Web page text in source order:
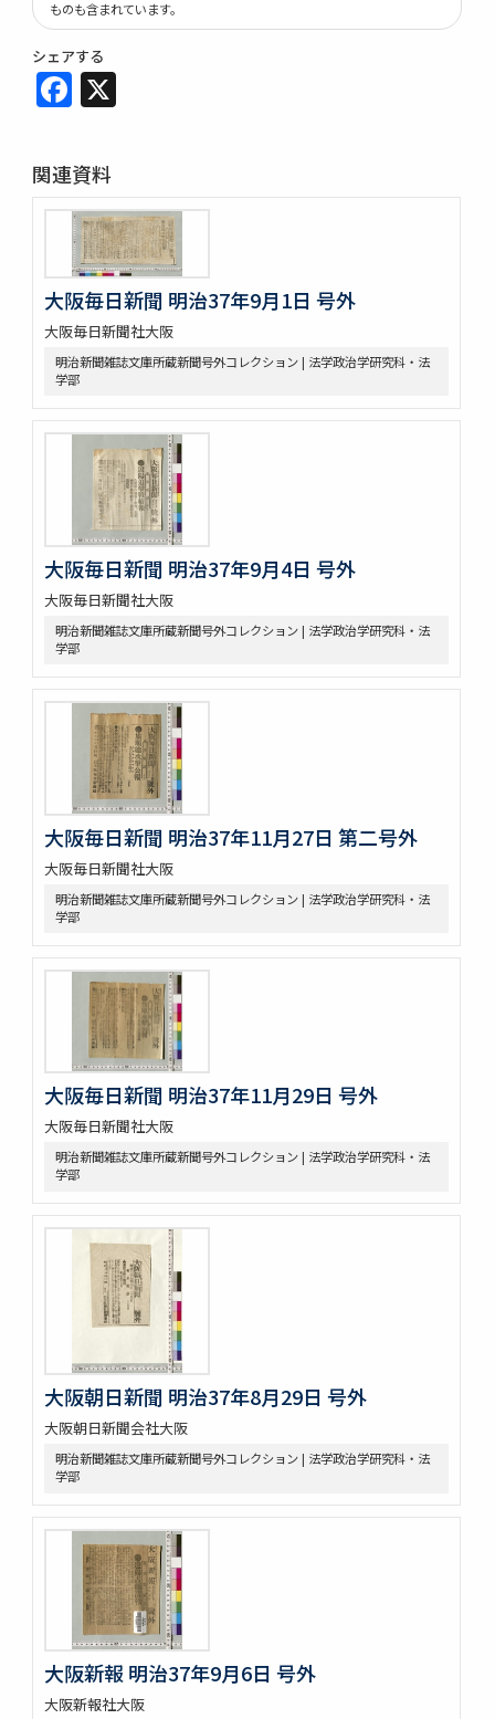
ものも含まれています。
シェアする
Facebook
関連資料
大阪毎日新聞 明治37年9月1日 号外
大阪毎日新聞社大阪
明治新聞雑誌文庫所蔵新聞号外コレクション | 法学政治学研究科・法
学部
大阪毎日新聞 明治37年9月4日 号外
大阪毎日新聞社大阪
明治新聞雑誌文庫所蔵新聞号外コレクション | 法学政治学研究科・法
学部
大阪毎日新聞 明治37年11月27日 第二号外
大阪毎日新聞社大阪
明治新聞雑誌文庫所蔵新聞号外コレクション | 法学政治学研究科・法
学部
大阪毎日新聞 明治37年11月29日 号外
大阪毎日新聞社大阪
明治新聞雑誌文庫所蔵新聞号外コレクション | 法学政治学研究科・法
学部
大阪朝日新聞 明治37年8月29日 号外
大阪朝日新聞会社大阪
明治新聞雑誌文庫所蔵新聞号外コレクション | 法学政治学研究科・法
学部
大阪新報 明治37年9月6日 号外
大阪新報社大阪